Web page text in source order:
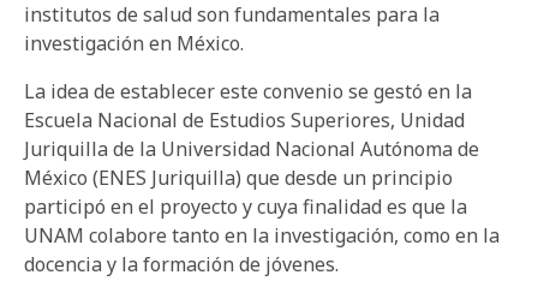
institutos de salud son fundamentales para la
investigación en México.
La idea de establecer este convenio se gestó en la
Escuela Nacional de Estudios Superiores, Unidad
Juriquilla de la Universidad Nacional Autónoma de
México (ENES Juriquilla) que desde un principio
participó en el proyecto y cuya finalidad es que la
UNAM colabore tanto en la investigación, como en la
docencia y la formación de jóvenes.